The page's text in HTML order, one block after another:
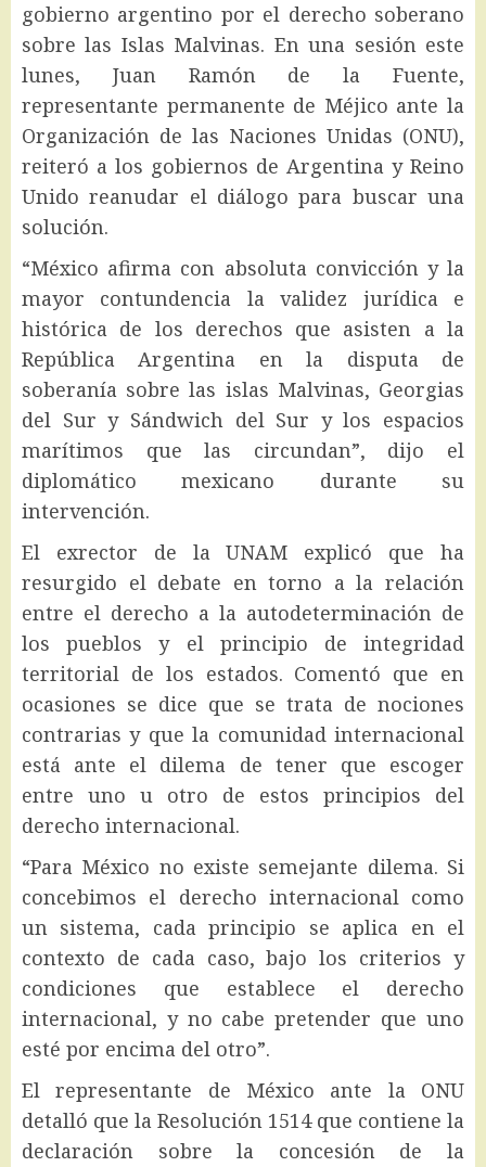
gobierno argentino por el derecho soberano
sobre las Islas Malvinas. En una sesión este
lunes, Juan Ramón de la Fuente,
representante permanente de Méjico ante la
Organización de las Naciones Unidas (ONU),
reiteró a los gobiernos de Argentina y Reino
Unido reanudar el diálogo para buscar una
solución.
“México afirma con absoluta convicción y la
mayor contundencia la validez jurídica e
histórica de los derechos que asisten a la
República Argentina en la disputa de
soberanía sobre las islas Malvinas, Georgias
del Sur y Sándwich del Sur y los espacios
marítimos que las circundan”, dijo el
diplomático mexicano durante su
intervención.
El exrector de la UNAM explicó que ha
resurgido el debate en torno a la relación
entre el derecho a la autodeterminación de
los pueblos y el principio de integridad
territorial de los estados. Comentó que en
ocasiones se dice que se trata de nociones
contrarias y que la comunidad internacional
está ante el dilema de tener que escoger
entre uno u otro de estos principios del
derecho internacional.
“Para México no existe semejante dilema. Si
concebimos el derecho internacional como
un sistema, cada principio se aplica en el
contexto de cada caso, bajo los criterios y
condiciones que establece el derecho
internacional, y no cabe pretender que uno
esté por encima del otro”.
El representante de México ante la ONU
detalló que la Resolución 1514 que contiene la
declaración sobre la concesión de la